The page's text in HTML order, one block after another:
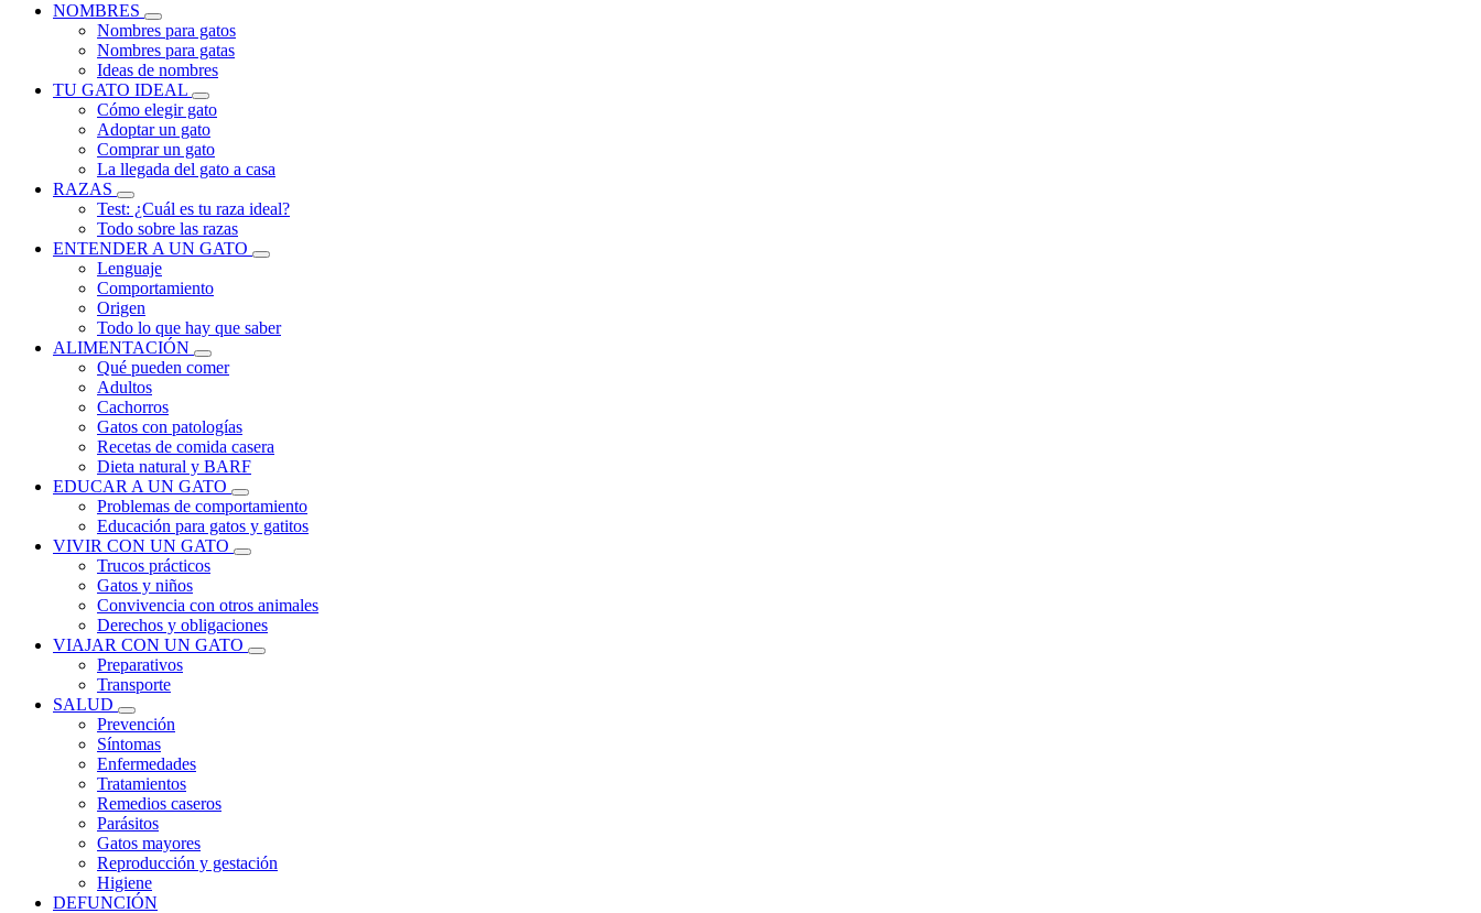
NOMBRES
Nombres para gatos
Nombres para gatas
Ideas de nombres
TU GATO IDEAL
Cómo elegir gato
Adoptar un gato
Comprar un gato
La llegada del gato a casa
RAZAS
Test: ¿Cuál es tu raza ideal?
Todo sobre las razas
ENTENDER A UN GATO
Lenguaje
Comportamiento
Origen
Todo lo que hay que saber
ALIMENTACIÓN
Qué pueden comer
Adultos
Cachorros
Gatos con patologías
Recetas de comida casera
Dieta natural y BARF
EDUCAR A UN GATO
Problemas de comportamiento
Educación para gatos y gatitos
VIVIR CON UN GATO
Trucos prácticos
Gatos y niños
Convivencia con otros animales
Derechos y obligaciones
VIAJAR CON UN GATO
Preparativos
Transporte
SALUD
Prevención
Síntomas
Enfermedades
Tratamientos
Remedios caseros
Parásitos
Gatos mayores
Reproducción y gestación
Higiene
DEFUNCIÓN